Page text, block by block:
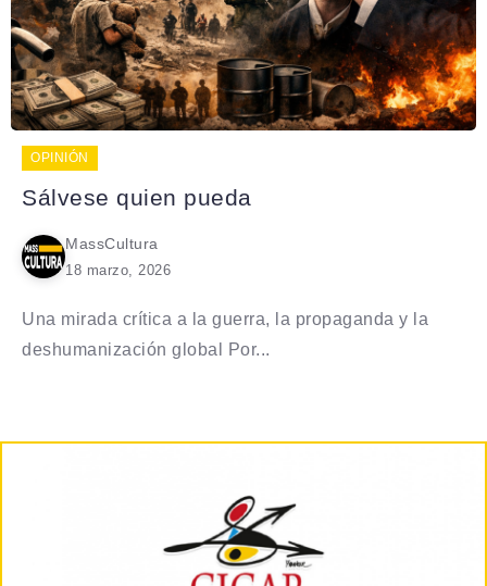
OPINIÓN
Sálvese quien pueda
MassCultura
18 marzo, 2026
Una mirada crítica a la guerra, la propaganda y la
deshumanización global Por...